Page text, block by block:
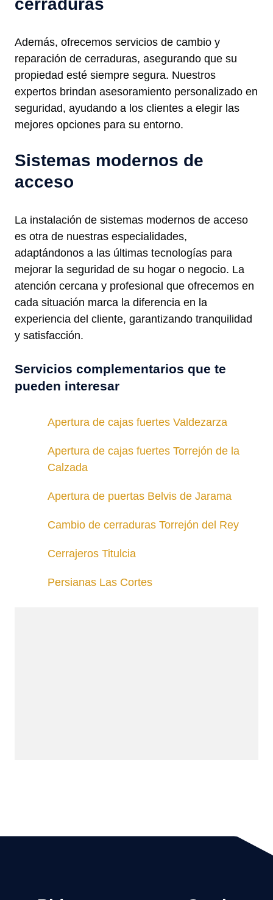
Además, ofrecemos servicios de cambio y
reparación de cerraduras, asegurando que su
propiedad esté siempre segura. Nuestros
expertos brindan asesoramiento personalizado en
seguridad, ayudando a los clientes a elegir las
mejores opciones para su entorno.
Sistemas modernos de
acceso
La instalación de sistemas modernos de acceso
es otra de nuestras especialidades,
adaptándonos a las últimas tecnologías para
mejorar la seguridad de su hogar o negocio. La
atención cercana y profesional que ofrecemos en
cada situación marca la diferencia en la
experiencia del cliente, garantizando tranquilidad
y satisfacción.
Servicios complementarios que te
pueden interesar
Apertura de cajas fuertes Valdezarza
Apertura de cajas fuertes Torrejón de la
Calzada
Apertura de puertas Belvis de Jarama
Cambio de cerraduras Torrejón del Rey
Cerrajeros Titulcia
Persianas Las Cortes